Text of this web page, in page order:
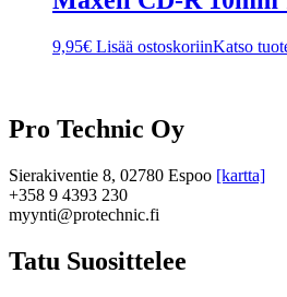
9,95€ Lisää ostoskoriinKatso
Pro Technic Oy
Sierakiventie 8, 02780 Espoo [kartta]
+358 9 4393 230
myynti@protechnic.fi
Tatu Suosittelee